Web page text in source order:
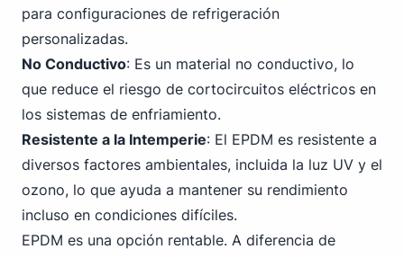
para configuraciones de refrigeración
personalizadas.
No Conductivo: Es un material no conductivo, lo
que reduce el riesgo de cortocircuitos eléctricos en
los sistemas de enfriamiento.
Resistente a la Intemperie: El EPDM es resistente a
diversos factores ambientales, incluida la luz UV y el
ozono, lo que ayuda a mantener su rendimiento
incluso en condiciones difíciles.
EPDM es una opción rentable. A diferencia de